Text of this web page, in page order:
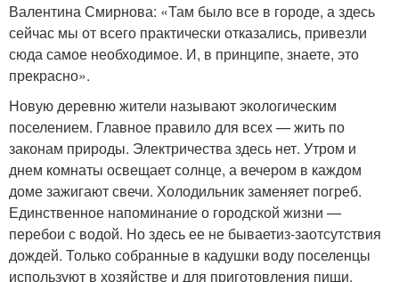
Валентина Смирнова: «Там было все в городе, а здесь
сейчас мы от всего практически отказались, привезли
сюда самое необходимое. И, в принципе, знаете, это
прекрасно».
Новую деревню жители называют экологическим
поселением. Главное правило для всех — жить по
законам природы. Электричества здесь нет. Утром и
днем комнаты освещает солнце, а вечером в каждом
доме зажигают свечи. Холодильник заменяет погреб.
Единственное напоминание о городской жизни —
перебои с водой. Но здесь ее не бываетиз-заотсутствия
дождей. Только собранные в кадушки воду поселенцы
используют в хозяйстве и для приготовления пищи.